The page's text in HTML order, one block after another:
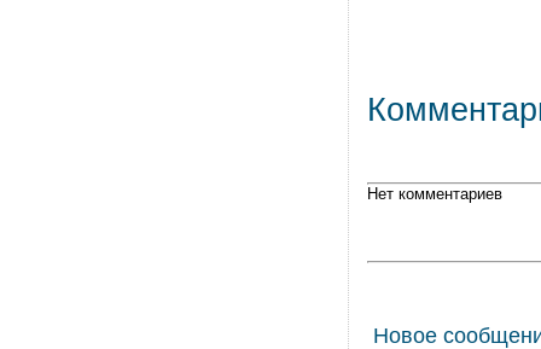
Нет комментариев
Новое